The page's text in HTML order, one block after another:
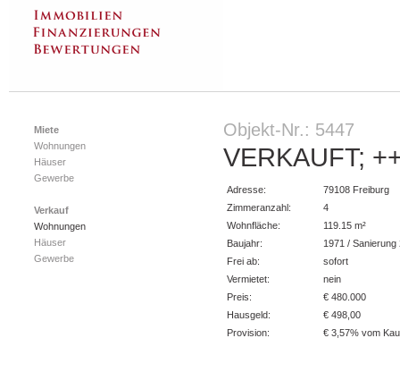
Miete
Wohnungen
Häuser
Gewerbe
Verkauf
Wohnungen
Häuser
Gewerbe
Objekt-Nr.: 5447
VERKAUFT;
Adresse: 79108 Freiburg
Zimmeranzahl:
4
Wohnfläche:
119.15 m²
Baujahr:
1971 / Sanierung
Frei ab:
sofort
Vermietet:
nein
Preis:
€ 480.000
Hausgeld:
€ 498,00
Provision:
€ 3,57% vom